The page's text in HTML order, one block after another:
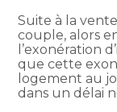
Suite à la
couple, alors
l’exonération
que cette
logement au
dans un délai